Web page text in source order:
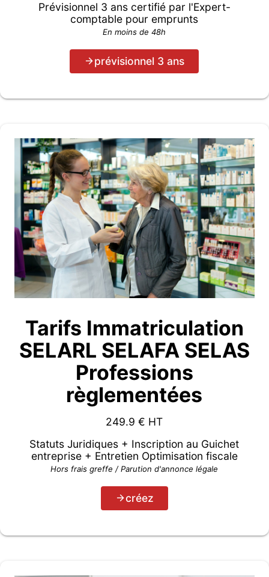
Prévisionnel 3 ans certifié par l'Expert-
comptable pour emprunts
En moins de 48h
prévisionnel 3 ans
Tarifs Immatriculation
SELARL SELAFA SELAS
Professions
règlementées
249.9 € HT
Statuts Juridiques + Inscription au Guichet
entreprise + Entretien Optimisation fiscale
Hors frais greffe / Parution d'annonce légale
créez